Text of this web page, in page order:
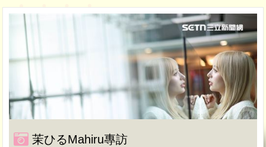
茉ひるMahiru專訪